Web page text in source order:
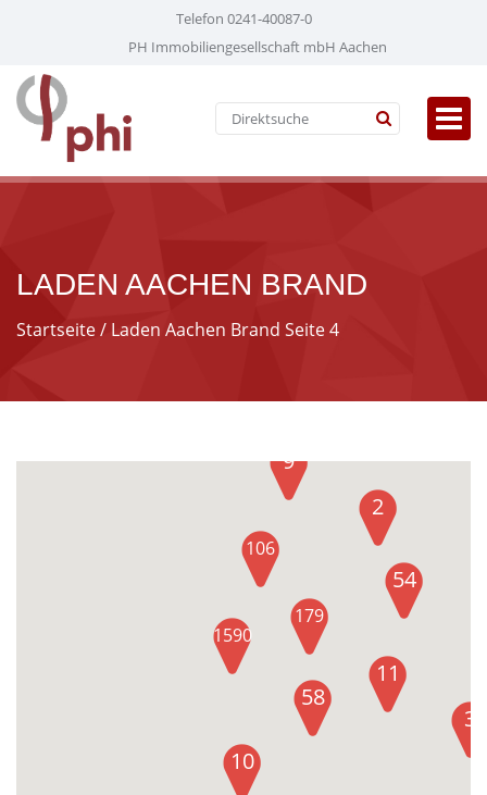
Telefon 0241-40087-0
PH Immobiliengesellschaft mbH Aachen
LADEN AACHEN BRAND
Startseite/ Laden Aachen Brand Seite 4
1590
54
179
58
11
10
106
3
9
2